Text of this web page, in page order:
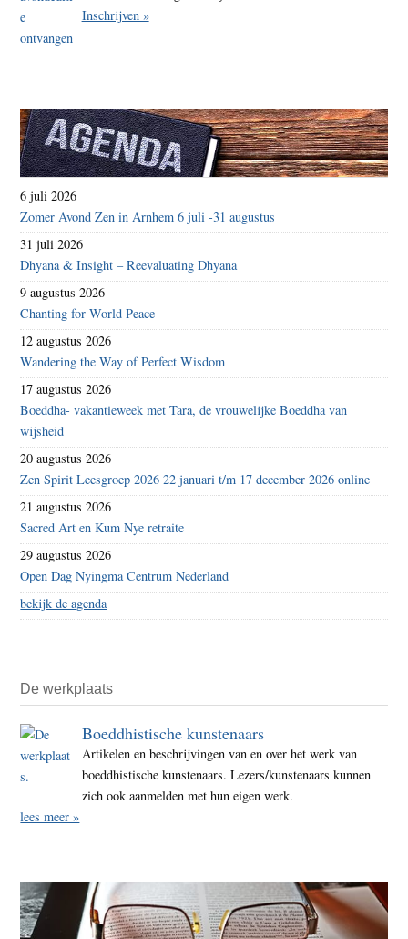
Inschrijven »
6 juli 2026
Zomer Avond Zen in Arnhem 6 juli -31 augustus
31 juli 2026
Dhyana & Insight – Reevaluating Dhyana
9 augustus 2026
Chanting for World Peace
12 augustus 2026
Wandering the Way of Perfect Wisdom
17 augustus 2026
Boeddha- vakantieweek met Tara, de vrouwelijke Boeddha van
wijsheid
20 augustus 2026
Zen Spirit Leesgroep 2026 22 januari t/m 17 december 2026 online
21 augustus 2026
Sacred Art en Kum Nye retraite
29 augustus 2026
Open Dag Nyingma Centrum Nederland
bekijk de agenda
De werkplaats
Boeddhistische kunstenaars
Artikelen en beschrijvingen van en over het werk van
boeddhistische kunstenaars. Lezers/kunstenaars kunnen
zich ook aanmelden met hun eigen werk.
lees meer »